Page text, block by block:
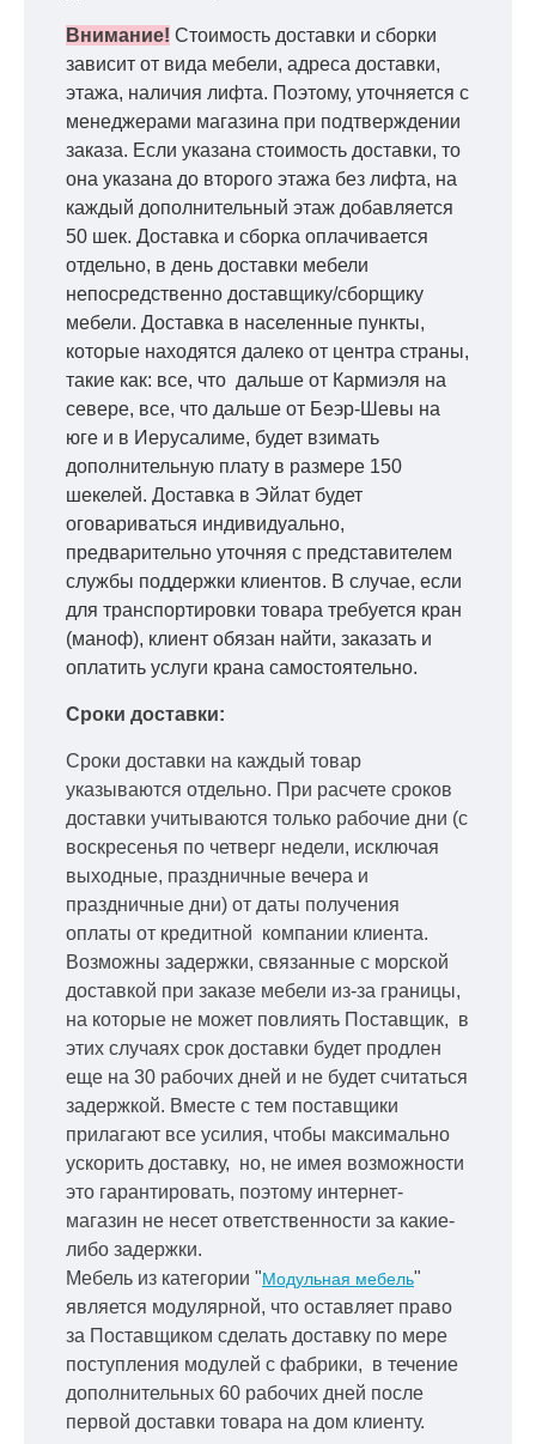
Внимание! Стоимость доставки и сборки
зависит от вида мебели, адреса доставки,
этажа, наличия лифта. Поэтому, уточняется с
менеджерами магазина при подтверждении
заказа. Если указана стоимость доставки, то
она указана до второго этажа без лифта, на
каждый дополнительный этаж добавляется
50 шек. Доставка и сборка оплачивается
отдельно, в день доставки мебели
непосредственно доставщику/сборщику
мебели. Доставка в населенные пункты,
которые находятся далеко от центра страны,
такие как: все, что дальше от Кармиэля на
севере, все, что дальше от Беэр-Шевы на
юге и в Иерусалиме, будет взимать
дополнительную плату в размере 150
шекелей. Доставка в Эйлат будет
оговариваться индивидуально,
предварительно уточняя с представителем
службы поддержки клиентов. В случае, если
для транспортировки товара требуется кран
(маноф), клиент обязан найти, заказать и
оплатить услуги крана самостоятельно.
Сроки доставки:
Сроки доставки на каждый товар
указываются отдельно. При расчете сроков
доставки учитываются только рабочие дни (с
воскресенья по четверг недели, исключая
выходные, праздничные вечера и
праздничные дни) от даты получения
оплаты от кредитной компании клиента.
Возможны задержки, связанные с морской
доставкой при заказе мебели из-за границы,
на которые не может повлиять Поставщик, в
этих случаях срок доставки будет продлен
еще на 30 рабочих дней и не будет считаться
задержкой. Вместе с тем поставщики
прилагают все усилия, чтобы максимально
ускорить доставку, но, не имея возможности
это гарантировать, поэтому интернет-
магазин не несет ответственности за какие-
либо задержки.
Мебель из категории "Модульная мебель"
является модулярной, что оставляет право
за Поставщиком сделать доставку по мере
поступления модулей с фабрики, в течение
дополнительных 60 рабочих дней после
первой доставки товара на дом клиенту.